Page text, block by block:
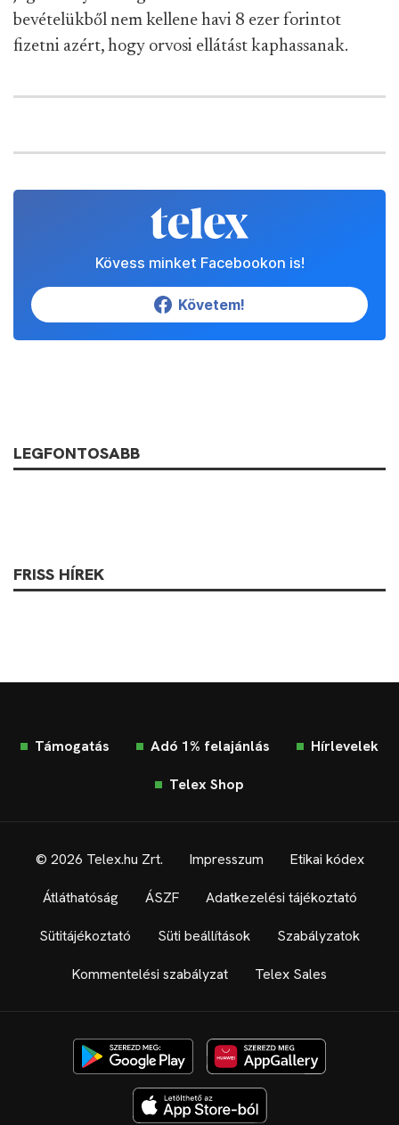
bevételükből nem kellene havi 8 ezer forintot
fizetni azért, hogy orvosi ellátást kaphassanak.
Kövess minket Facebookon is!
Követem!
LEGFONTOSABB
FRISS HÍREK
Támogatás Adó 1% felajánlás Hírlevelek
Telex Shop
© 2026 Telex.hu Zrt. Impresszum Etikai kódex
Átláthatóság ÁSZF Adatkezelési tájékoztató
Sütitájékoztató Süti beállítások Szabályzatok
Kommentelési szabályzat Telex Sales